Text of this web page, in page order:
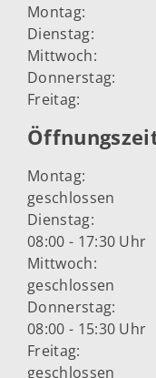
Montag:
Dienstag:
Mittwoch:
Donnerstag:
Freitag:
Montag:
geschlossen
Dienstag:
08:00 - 17:30 Uhr
Mittwoch:
geschlossen
Donnerstag:
08:00 - 15:30 Uhr
Freitag:
geschlossen